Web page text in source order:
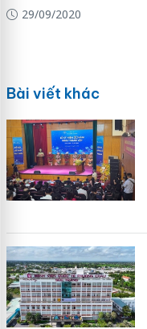
29/09/2020
Bài viết khác